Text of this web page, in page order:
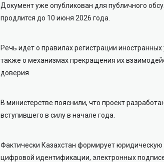
Документ уже опубликован для публичного
продлится до 10 июня 2026 года.
Речь идет о правилах регистрации
также о механизмах прекращения их
доверия.
В министерстве пояснили, что проект
вступившего в силу в начале года.
Фактически Казахстан формирует
цифровой идентификации, электронных